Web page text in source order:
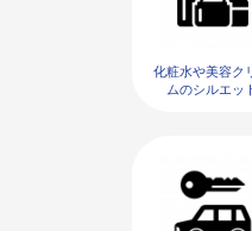
化粧水や美容ク
ムのシルエッ